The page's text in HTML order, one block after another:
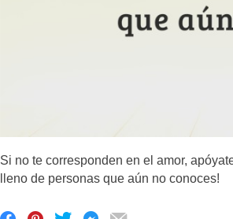
Si no te corresponden en el amor,
lleno de personas que aún no conoces!